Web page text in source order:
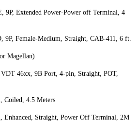
9P, Extended Power-Power off Terminal, 4
9P, Female-Medium, Straight, CAB-411, 6 ft.
Magellan)
46xx, 9B Port, 4-pin, Straight, POT,
Coiled, 4.5 Meters
Enhanced, Straight, Power Off Terminal, 2M